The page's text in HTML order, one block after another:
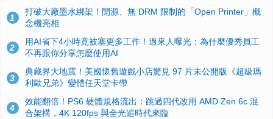
1
打破大廠墨水綁架！開源、無 DRM 限制的「Open Printer」概
念機亮相
2
用AI省下4小時竟被塞更多工作！過來人曝光：為什麼優秀員工
不再跟你分享怎麼使用AI
3
典藏界大地震！美國懷舊遊戲小店驚見 97 片未公開版《超級瑪
利歐兄弟》變體任天堂卡帶
4
效能翻倍！PS6 硬體規格流出：跳過四代改用 AMD Zen 6c 混
合架構，4K 120fps 與全光追時代來臨